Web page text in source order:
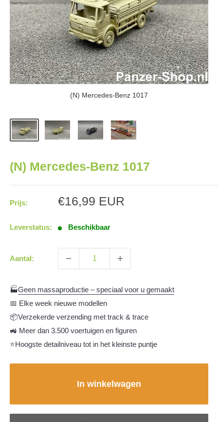
(N) Mercedes-Benz 1017
(N) Mercedes-Benz 1017
Prijs: Aanbiedingsprijs
€16,99 EUR
Leverstatus: Beschikbaar
Aantal:
🏭Geen massaproductie – speciaal voor u gemaakt
📅 Elke week nieuwe modellen
📦Verzekerde verzending met track & trace
🚜 Meer dan 3.500 voertuigen en figuren
⭐Hoogste detailniveau tot in het kleinste puntje
In winkelwagen